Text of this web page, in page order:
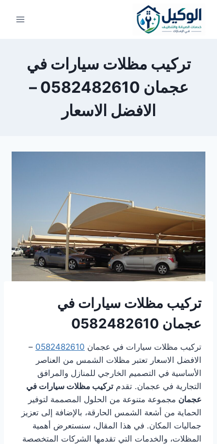
التجاوز
المحتوى
تركيب مظلات سيارات في
عجمان 0582482610 –
الافضل الاسعار
تركيب مظلات سيارات في
عجمان 0582482610
تركيب مظلات سيارات في عجمان 0582482610
–
الافضل الاسعار تعتبر مظلات الشمس من العناصر
الأساسية في التصميم الخارجي للمنازل والمرافق
التجارية في عجمان. تقدم تركيب مظلات سيارات في
عجمان مجموعة متنوعة من الحلول المصممة لتوفير
الحماية من أشعة الشمس الحارقة، بالإضافة إلى تعزيز
جماليات المكان. في هذا المقال، سنستعرض أهمية
المظلات، والخدمات التي تقدمها الشركات المتخصصة